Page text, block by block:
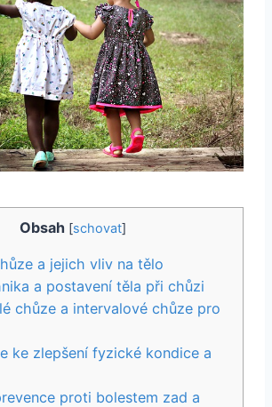
Obsah [schovat]
a jejich vliv na tělo
a postavení těla při chůzi
chůze a intervalové chůze pro
ke zlepšení fyzické kondice a
proti bolestem zad a